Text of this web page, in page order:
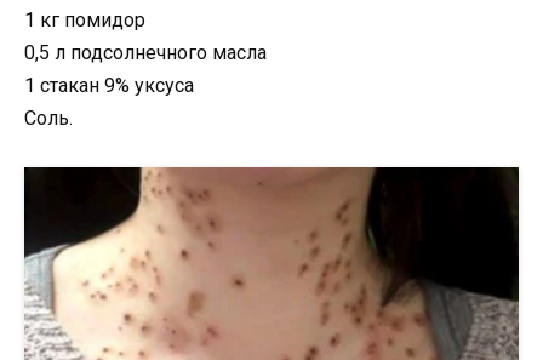
1 кг помидор
0,5 л подсолнечного масла
1 стакан 9% уксуса
Соль.